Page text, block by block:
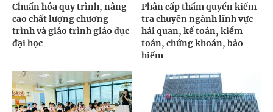
Chuẩn hóa quy trình, nâng
cao chất lượng chương
trình và giáo trình giáo dục
đại học
Phân cấp thẩm quyền kiểm
tra chuyên ngành lĩnh vực
hải quan, kế toán, kiểm
toán, chứng khoán, bảo
hiểm